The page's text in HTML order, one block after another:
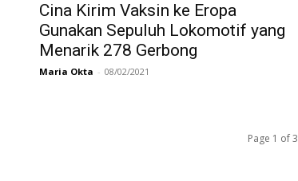
Cina Kirim Vaksin ke Eropa
Gunakan Sepuluh Lokomotif yang
Menarik 278 Gerbong
Maria Okta - 08/02/2021
Page 1 of 3